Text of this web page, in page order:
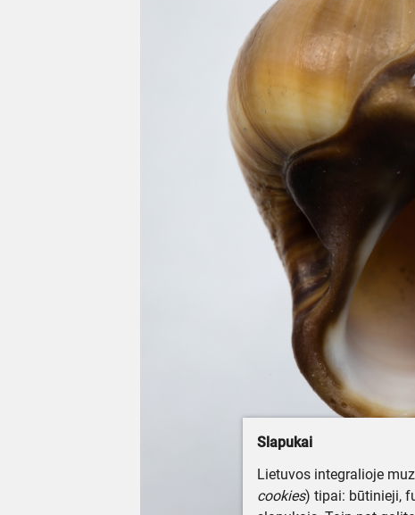
Slapukai
Lietuvos integralioje
cookies) tipai: būtinieji,